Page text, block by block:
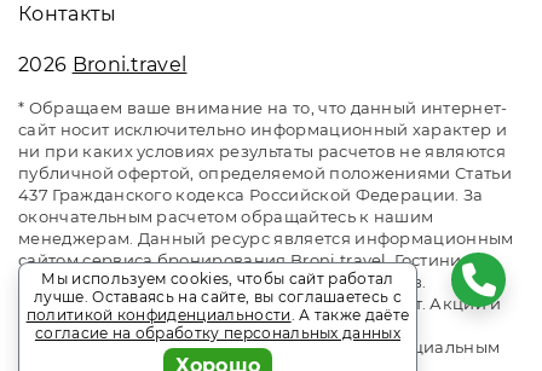
Контакты
2026 Broni.travel
* Обращаем ваше внимание на то, что данный интернет-
сайт носит исключительно информационный характер и
ни при каких условиях результаты расчетов не являются
публичной офертой, определяемой положениями Статьи
437 Гражданского кодекса Российской Федерации. За
окончательным расчетом обращайтесь к нашим
менеджерам. Данный ресурс является информационным
сайтом сервиса бронирования Broni.travel. Гостиница
«Руслан». Сайт онлайн бронирования номеров.
Актуальные цены, прайс-листы и наличие мест. Акции и
спецпредложения. Выгодное бронирование.
Индивидуальный менеджер. Не является официальным
Мы используем cookies, чтобы сайт работал
лучше. Оставаясь на сайте, вы соглашаетесь с
политикой конфиденциальности. А также даёте
согласие на обработку персональных данных
Хорошо